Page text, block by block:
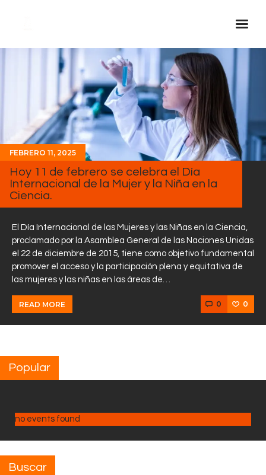
Inicio Real FM
Streaming
En Vivo
Descarga La APP
Programas
Noticias
Contactos
FEBRERO 11, 2025
Hoy 11 de febrero se celebra el Día
Internacional de la Mujer y la Niña en la
Ciencia.
El Día Internacional de las Mujeres y las Niñas en la Ciencia,
proclamado por la Asamblea General de las Naciones Unidas
el 22 de diciembre de 2015, tiene como objetivo fundamental
promover el acceso y la participación plena y equitativa de
las mujeres y las niñas en las áreas de…
READ MORE 0 0
Popular
no events found
Buscar